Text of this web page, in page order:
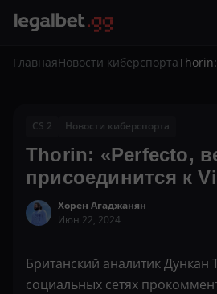
ГлавнаяНовости киберспорта
CS 2 Новости киберспорта
Thorin: «Perfecto,
присоединится к
Хорен Агаджанян
Июн 22, 2024
Британский аналитик
социальных сетях